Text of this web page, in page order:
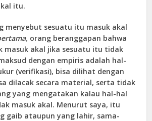
itu.
menyebut sesuatu itu masuk akal
orang beranggapan bahwa
masuk akal jika sesuatu itu tidak
dengan empiris adalah hal-
(verifikasi), bisa dilihat dengan
dilacak secara material, serta tidak
yang mengatakan kalau hal-hal
masuk akal. Menurut saya, itu
gaib ataupun yang lahir, sama-